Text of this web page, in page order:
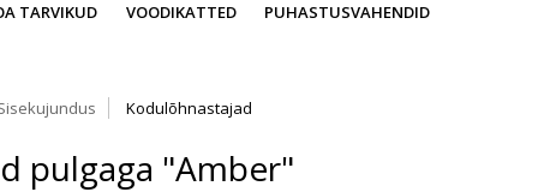
TARVIKUD VOODIKATTED PUHASTUSVAHENDID
Kodulõhnastajad
pulgaga "Amber"